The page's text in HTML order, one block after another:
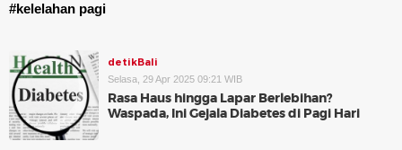
#kelelahan pagi
detikBali
Selasa, 29 Apr 2025 09:21 WIB
Rasa Haus hingga Lapar Berlebihan?
Waspada, Ini Gejala Diabetes di Pagi Hari